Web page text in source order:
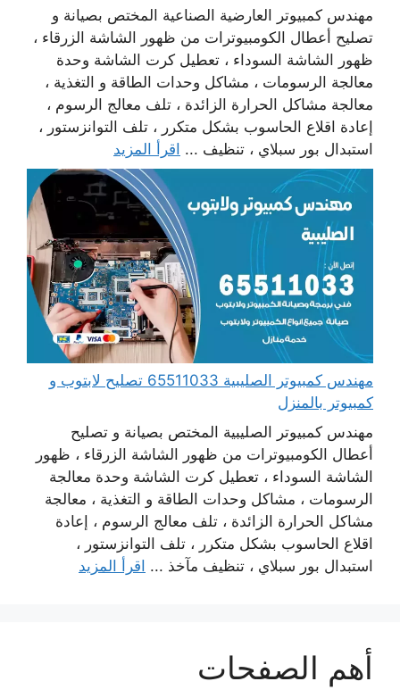
مهندس كمبيوتر العارضية الصناعية المختص بصيانة و
تصليح أعطال الكومبيوترات من ظهور الشاشة الزرقاء ،
ظهور الشاشة السوداء ، تعطيل كرت الشاشة وحدة
معالجة الرسومات ، مشاكل وحدات الطاقة و التغذية ،
معالجة مشاكل الحرارة الزائدة ، تلف معالج الرسوم ،
إعادة اقلاع الحاسوب بشكل متكرر ، تلف التوانزستور ،
استبدال بور سبلاي ، تنظيف ... اقرأ المزيد
مهندس كمبيوتر الصليبية 65511033 تصليح لابتوب و
كمبيوتر بالمنزل
مهندس كمبيوتر الصليبية المختص بصيانة و تصليح
أعطال الكومبيوترات من ظهور الشاشة الزرقاء ، ظهور
الشاشة السوداء ، تعطيل كرت الشاشة وحدة معالجة
الرسومات ، مشاكل وحدات الطاقة و التغذية ، معالجة
مشاكل الحرارة الزائدة ، تلف معالج الرسوم ، إعادة
اقلاع الحاسوب بشكل متكرر ، تلف التوانزستور ،
استبدال بور سبلاي ، تنظيف مآخذ ... اقرأ المزيد
أهم الصفحات